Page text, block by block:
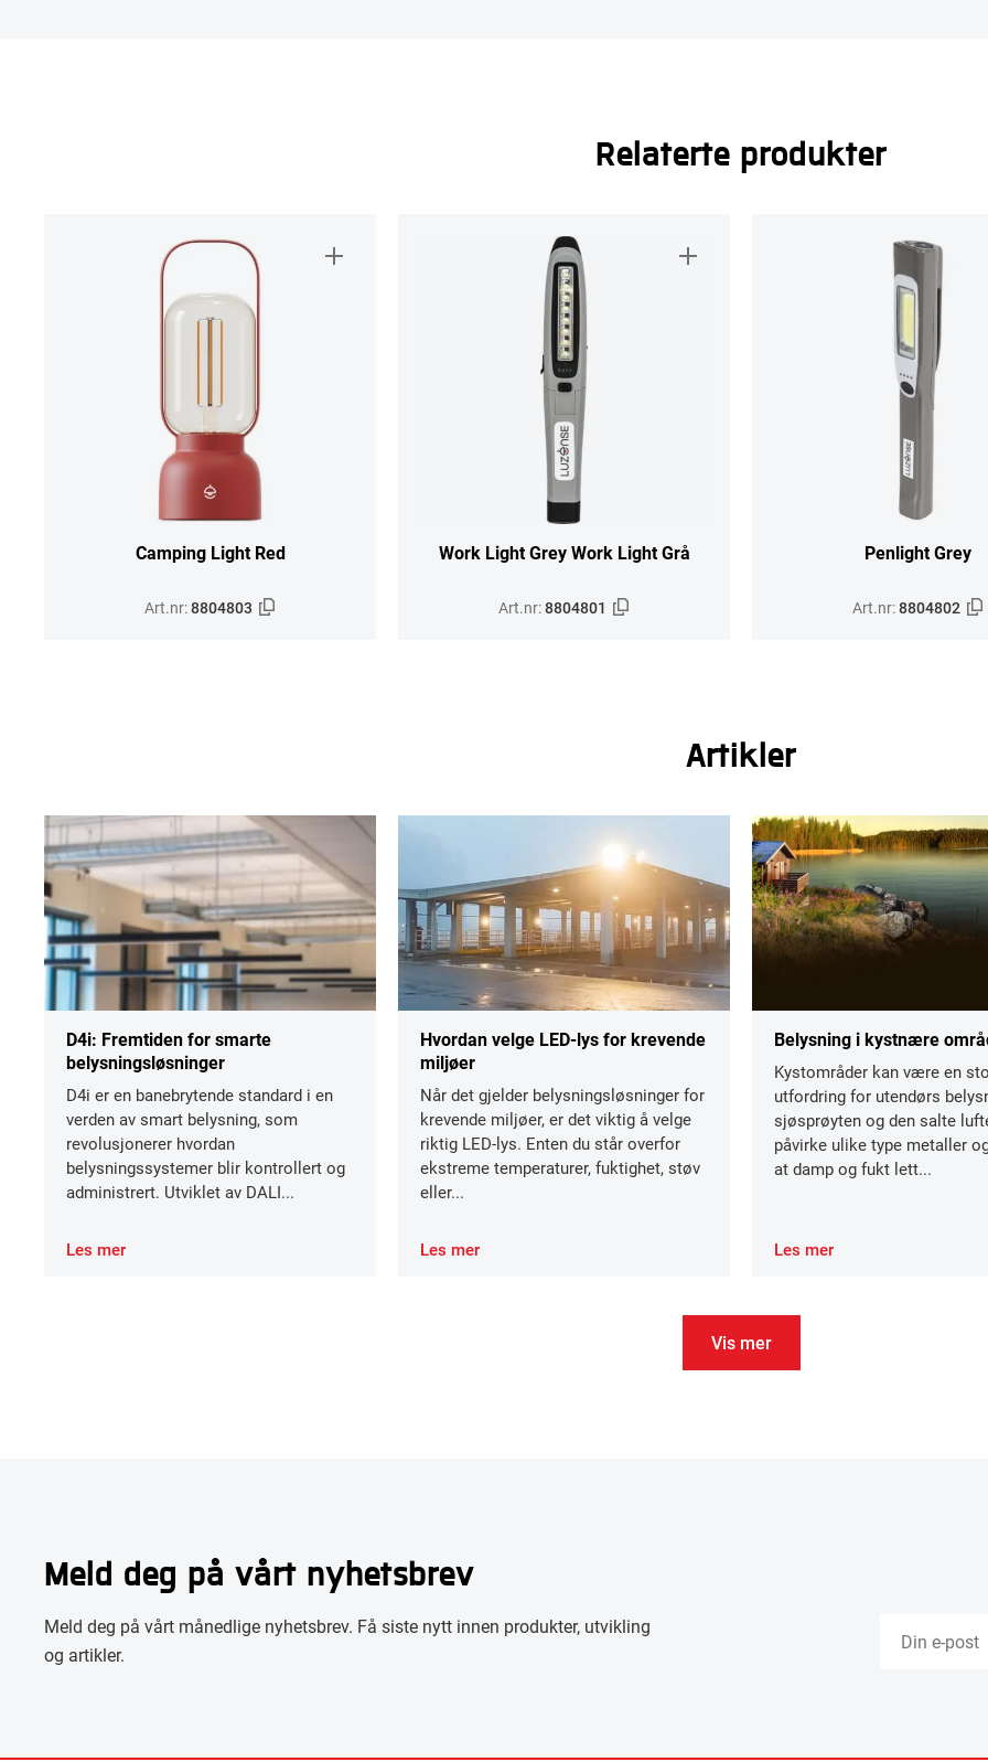
Relaterte produkter
Camping Light Red
Art.nr:8804803
Work Light Grey Work Light Grå
Art.nr:8804801
Penlight Grey
Art.nr:8804802
Artikler
D4i: Fremtiden for smarte
belysningsløsninger
D4i er en banebrytende standard i en
verden av smart belysning, som
revolusjonerer hvordan
belysningssystemer blir kontrollert og
administrert. Utviklet av DALI...
Les mer
Hvordan velge LED-lys for krevende
miljøer
Når det gjelder belysningsløsninger for
krevende miljøer, er det viktig å velge
riktig LED-lys. Enten du står overfor
ekstreme temperaturer, fuktighet, støv
eller...
Les mer
Belysning i kystnære
Kystområder kan være en
utfordring for utendørs
sjøsprøyten og den salte
påvirke ulike type metaller
at damp og fukt lett...
Les mer
Vis mer
Meld deg på vårt nyhetsbrev
Meld deg på vårt månedlige nyhetsbrev. Få siste nytt innen produkter, utvikling
og artikler.